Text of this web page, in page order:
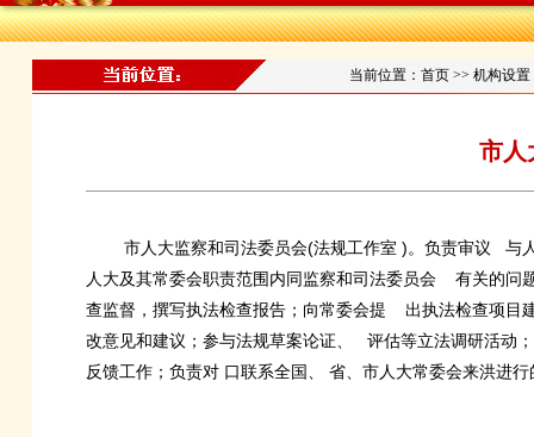
当前位置： 首页>> 机构设置
市人
市人大监察和司法委员会(法规工作室 )。负责审议
与
人大及其常委会职责范围内同监察和司法委员会
有关的问
查监督，撰写执法检查报告；向常委会提
出执法检查项目
改意见和建议；参与法规草案论证、
评估等立法调研活动
反馈工作；负责对 口联系全国、 省、市人大常委会来洪进